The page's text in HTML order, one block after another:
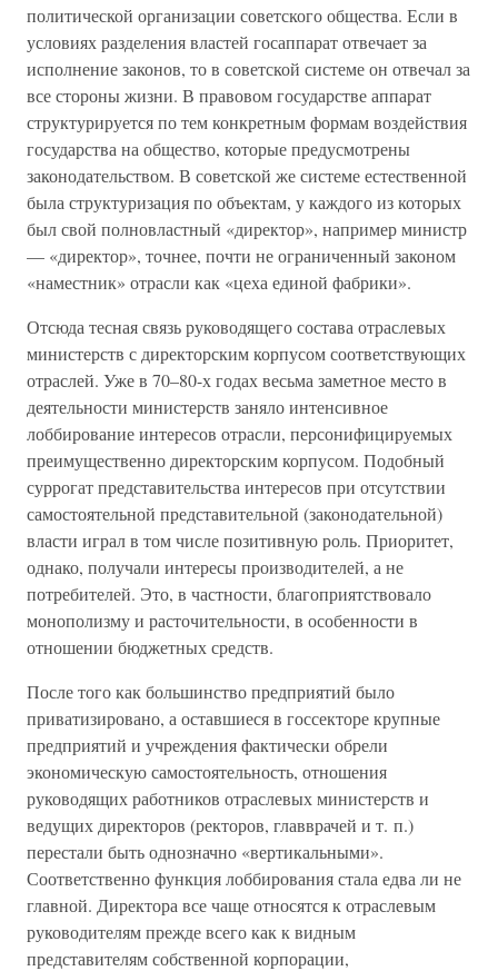
политической организации советского общества. Если в
условиях разделения властей госаппарат отвечает за
исполнение законов, то в советской системе он отвечал за
все стороны жизни. В правовом государстве аппарат
структурируется по тем конкретным формам воздействия
государства на общество, которые предусмотрены
законодательством. В советской же системе естественной
была структуризация по объектам, у каждого из которых
был свой полновластный «директор», например министр
— «директор», точнее, почти не ограниченный законом
«наместник» отрасли как «цеха единой фабрики».
Отсюда тесная связь руководящего состава отраслевых
министерств с директорским корпусом соответствующих
отраслей. Уже в 70–80-х годах весьма заметное место в
деятельности министерств заняло интенсивное
лоббирование интересов отрасли, персонифицируемых
преимущественно директорским корпусом. Подобный
суррогат представительства интересов при отсутствии
самостоятельной представительной (законодательной)
власти играл в том числе позитивную роль. Приоритет,
однако, получали интересы производителей, а не
потребителей. Это, в частности, благоприятствовало
монополизму и расточительности, в особенности в
отношении бюджетных средств.
После того как большинство предприятий было
приватизировано, а оставшиеся в госсекторе крупные
предприятий и учреждения фактически обрели
экономическую самостоятельность, отношения
руководящих работников отраслевых министерств и
ведущих директоров (ректоров, главврачей и т. п.)
перестали быть однозначно «вертикальными».
Соответственно функция лоббирования стала едва ли не
главной. Директора все чаще относятся к отраслевым
руководителям прежде всего как к видным
представителям собственной корпорации,